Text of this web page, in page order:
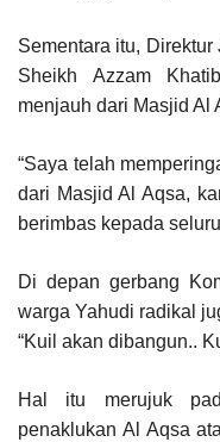
Sementara itu,
Sheikh Azzam
menjauh dari Masjid Al
“Saya telah
dari Masjid Al Aqsa,
berimbas kepada
Di depan gerbang
warga Yahudi radikal
“Kuil akan dibangun..
Hal itu merujuk
penaklukan Al Aqsa